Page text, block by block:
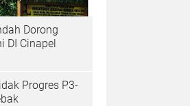
Dorong
DI Cinapel
Progres P3-